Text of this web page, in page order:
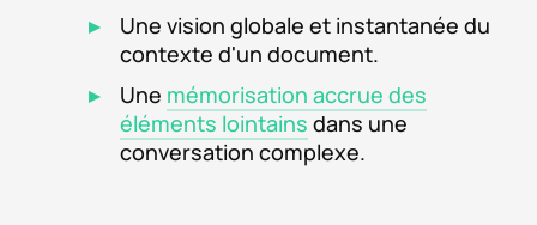
Une vision globale et instantanée du
contexte d'un document.
Une mémorisation accrue des
éléments lointains dans une
conversation complexe.